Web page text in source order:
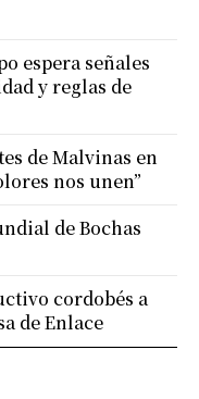
espera señales
y reglas de
de Malvinas en
nos unen”
de Bochas
cordobés a
de Enlace